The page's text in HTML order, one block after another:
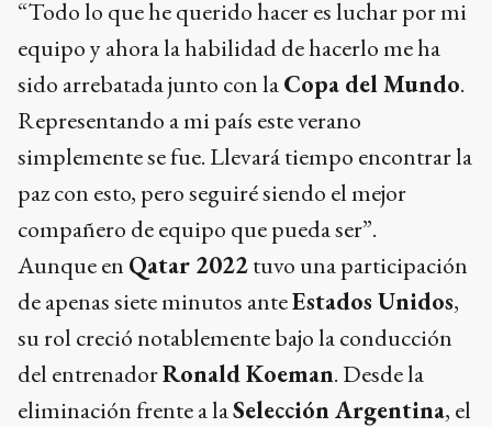
“Todo lo que he querido hacer es luchar por mi
equipo y ahora la habilidad de hacerlo me ha
sido arrebatada junto con laCopa del Mundo.
Representando a mi país este verano
simplemente se fue. Llevará tiempo encontrar la
paz con esto, pero seguiré siendo el mejor
compañero de equipo que pueda ser”.
Aunque en Qatar 2022tuvo una participación
de apenas siete minutos anteEstados Unidos,
su rol creció notablemente bajo la conducción
del entrenadorRonald Koeman. Desde la
eliminación frente a laSelección Argentina, el